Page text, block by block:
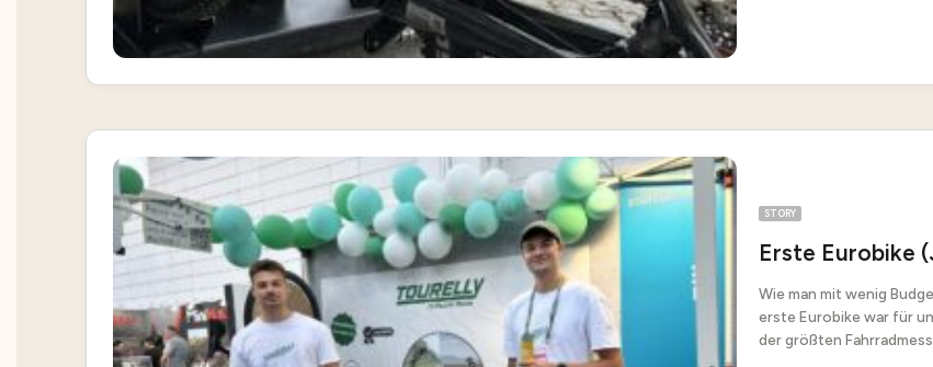
STORY
Erste Eurobike
Wie man mit wenig
erste Eurobike war für
der größten